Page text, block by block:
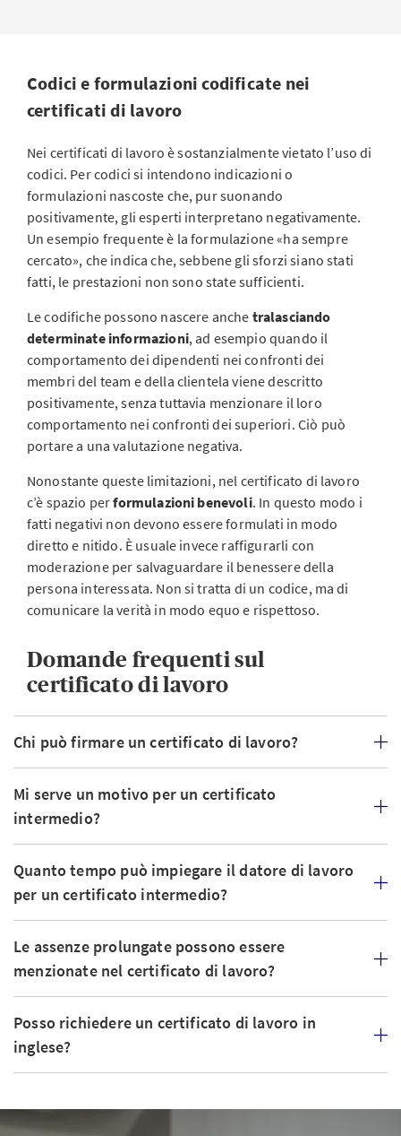
Codici e formulazioni codificate nei
certificati di lavoro
Nei certificati di lavoro è sostanzialmente vietato l’uso di
codici. Per codici si intendono indicazioni o
formulazioni nascoste che, pur suonando
positivamente, gli esperti interpretano negativamente.
Un esempio frequente è la formulazione «ha sempre
cercato», che indica che, sebbene gli sforzi siano stati
fatti, le prestazioni non sono state sufficienti.
Le codifiche possono nascere anche tralasciando
determinate informazioni, ad esempio quando il
comportamento dei dipendenti nei confronti dei
membri del team e della clientela viene descritto
positivamente, senza tuttavia menzionare il loro
comportamento nei confronti dei superiori. Ciò può
portare a una valutazione negativa.
Nonostante queste limitazioni, nel certificato di lavoro
c’è spazio performulazioni benevoli. In questo modo i
fatti negativi non devono essere formulati in modo
diretto e nitido. È usuale invece raffigurarli con
moderazione per salvaguardare il benessere della
persona interessata. Non si tratta di un codice, ma di
comunicare la verità in modo equo e rispettoso.
Domande frequenti sul
certificato di lavoro
Chi può firmare un certificato di lavoro?
Mi serve un motivo per un certificato
intermedio?
Quanto tempo può impiegare il datore di lavoro
per un certificato intermedio?
Le assenze prolungate possono essere
menzionate nel certificato di lavoro?
Posso richiedere un certificato di lavoro in
inglese?